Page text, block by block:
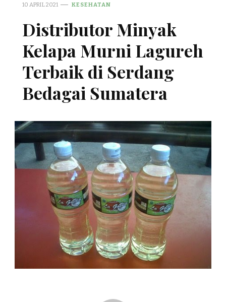
10 APRIL 2021 KESEHATAN
Distributor Minyak
Kelapa Murni Lagureh
Terbaik di Serdang
Bedagai Sumatera